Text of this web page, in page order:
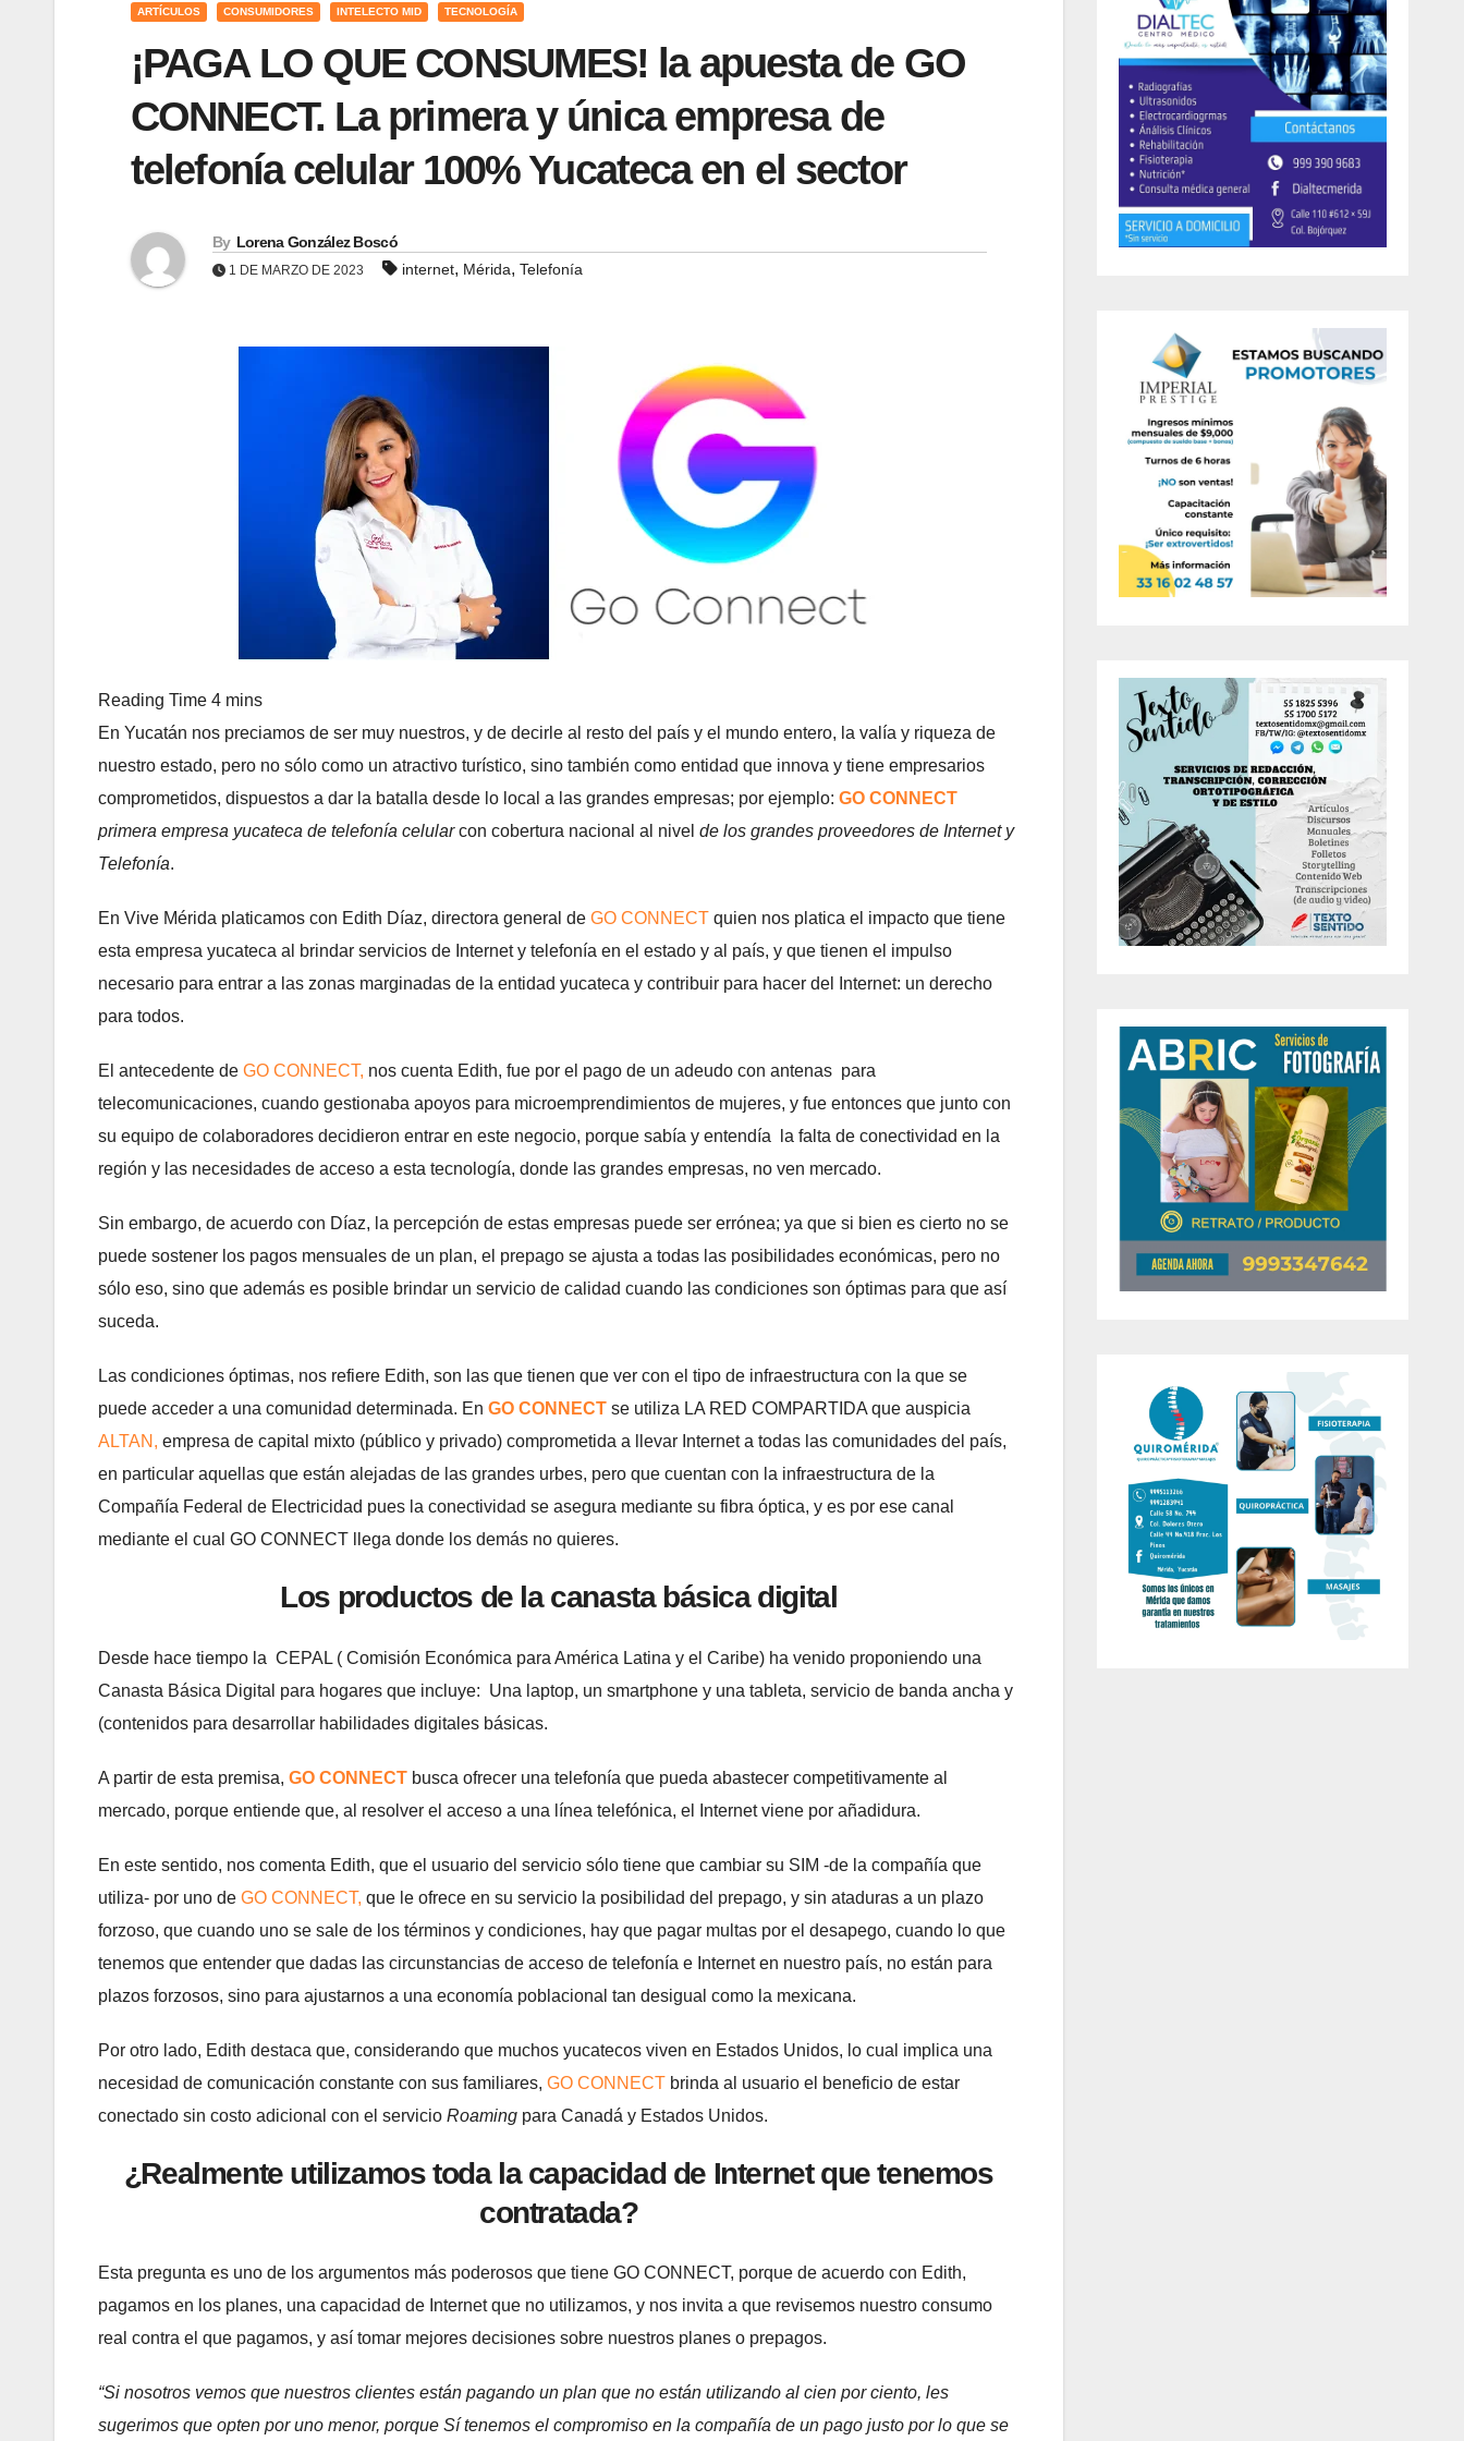
ARTÍCULOS CONSUMIDORES INTELECTO MID TECNOLOGÍA
¡PAGA LO QUE CONSUMES! la apuesta de GO
CONNECT. La primera y única empresa de
telefonía celular 100% Yucateca en el sector
By Lorena González Boscó
1 DE MARZO DE 2023 internet, Mérida, Telefonía
En Yucatán nos preciamos de ser muy nuestros, y de decirle al resto del país y el mundo entero, la valía y riqueza de
nuestro estado, pero no sólo como un atractivo turístico, sino también como entidad que innova y tiene empresarios
comprometidos, dispuestos a dar la batalla desde lo local a las grandes empresas; por ejemplo: GO CONNECT
primera empresa yucateca de telefonía celularcon cobertura nacional al nivel de los grandes proveedores de Internet y
Telefonía.
En Vive Mérida platicamos con Edith Díaz, directora general de GO CONNECT quien nos platica el impacto que tiene
esta empresa yucateca al brindar servicios de Internet y telefonía en el estado y al país, y que tienen el impulso
necesario para entrar a las zonas marginadas de la entidad yucateca y contribuir para hacer del Internet: un derecho
para todos.
El antecedente de GO CONNECT, nos cuenta Edith, fue por el pago de un adeudo con antenas para
telecomunicaciones, cuando gestionaba apoyos para microemprendimientos de mujeres, y fue entonces que junto con
su equipo de colaboradores decidieron entrar en este negocio, porque sabía y entendía la falta de conectividad en la
región y las necesidades de acceso a esta tecnología, donde las grandes empresas, no ven mercado.
Sin embargo, de acuerdo con Díaz, la percepción de estas empresas puede ser errónea; ya que si bien es cierto no se
puede sostener los pagos mensuales de un plan, el prepago se ajusta a todas las posibilidades económicas, pero no
sólo eso, sino que además es posible brindar un servicio de calidad cuando las condiciones son óptimas para que así
suceda.
Las condiciones óptimas, nos refiere Edith, son las que tienen que ver con el tipo de infraestructura con la que se
puede acceder a una comunidad determinada. En GO CONNECT se utiliza LA RED COMPARTIDA que auspicia
ALTAN, empresa de capital mixto (público y privado) comprometida a llevar Internet a todas las comunidades del país,
en particular aquellas que están alejadas de las grandes urbes, pero que cuentan con la infraestructura de la
Compañía Federal de Electricidad pues la conectividad se asegura mediante su fibra óptica, y es por ese canal
mediante el cual GO CONNECT llega donde los demás no quieres.
Los productos de la canasta básica digital
Desde hace tiempo la CEPAL ( Comisión Económica para América Latina y el Caribe) ha venido proponiendo una
Canasta Básica Digital para hogares que incluye: Una laptop, un smartphone y una tableta, servicio de banda ancha y
(contenidos para desarrollar habilidades digitales básicas.
A partir de esta premisa, GO CONNECT busca ofrecer una telefonía que pueda abastecer competitivamente al
mercado, porque entiende que, al resolver el acceso a una línea telefónica, el Internet viene por añadidura.
En este sentido, nos comenta Edith, que el usuario del servicio sólo tiene que cambiar su SIM -de la compañía que
utiliza- por uno de GO CONNECT, que le ofrece en su servicio la posibilidad del prepago, y sin ataduras a un plazo
forzoso, que cuando uno se sale de los términos y condiciones, hay que pagar multas por el desapego, cuando lo que
tenemos que entender que dadas las circunstancias de acceso de telefonía e Internet en nuestro país, no están para
plazos forzosos, sino para ajustarnos a una economía poblacional tan desigual como la mexicana.
Por otro lado, Edith destaca que, considerando que muchos yucatecos viven en Estados Unidos, lo cual implica una
necesidad de comunicación constante con sus familiares, GO CONNECT brinda al usuario el beneficio de estar
conectado sin costo adicional con el servicio Roaming para Canadá y Estados Unidos.
¿Realmente utilizamos toda la capacidad de Internet que tenemos
contratada?
Esta pregunta es uno de los argumentos más poderosos que tiene GO CONNECT, porque de acuerdo con Edith,
pagamos en los planes, una capacidad de Internet que no utilizamos, y nos invita a que revisemos nuestro consumo
real contra el que pagamos, y así tomar mejores decisiones sobre nuestros planes o prepagos.
“Si nosotros vemos que nuestros clientes están pagando un plan que no están utilizando al cien por ciento, les
sugerimos que opten por uno menor, porque Sí tenemos el compromiso en la compañía de un pago justo por lo que se